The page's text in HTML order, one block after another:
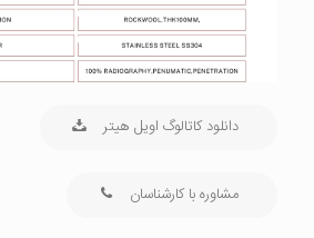
دانلود کاتالوگ اویل هیتر
مشاوره با کارشناسان